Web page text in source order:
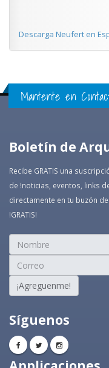
Descarga Neufert en
Mantente en
Boletín de
Recibe GRATIS una
de !noticias, eventos, links
directamente en tu buzón
!GRATIS!
¡Agreguenme!
Síguenos